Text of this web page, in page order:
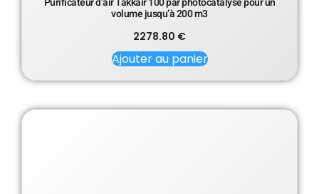
volume jusqu’à 200 m3
2278.80 €
Ajouter au panier